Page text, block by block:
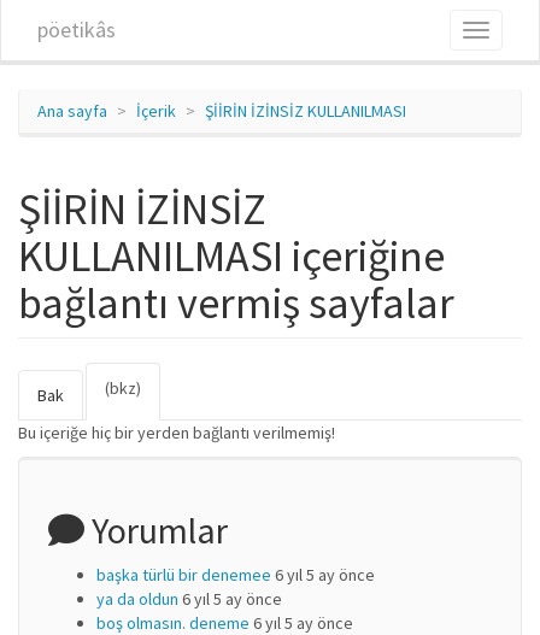
pöetikâs
Toggle
Ana sayfa İçerik ŞİİRİN İZİNSİZ KULLANILMASI
ŞİİRİN İZİNSİZ
KULLANILMASI içeriğine
bağlantı vermiş sayfalar
Birincil sekmeler
Bak (bkz)
Bu içeriğe hiç bir yerden bağlantı verilmemiş!
Yorumlar
başka türlü bir denemee 6 yıl 5 ay önce
ya da oldun 6 yıl 5 ay önce
boş olmasın. deneme 6 yıl 5 ay önce